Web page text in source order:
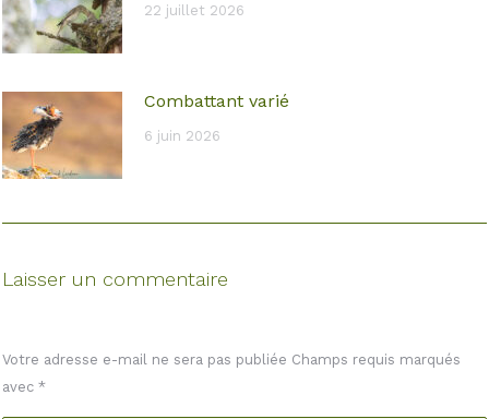
22 juillet 2026
Combattant varié
6 juin 2026
Laisser un commentaire
Votre adresse e-mail ne sera pas publiée Champs requis marqués
avec*